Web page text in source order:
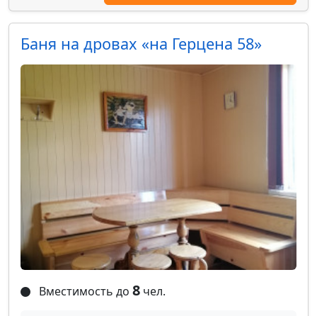
Баня на дровах «на Герцена 58»
Вместимость до 8 чел.